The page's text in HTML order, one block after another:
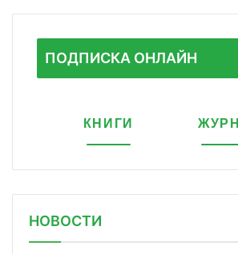
ПОДПИСКА ОНЛАЙН
КНИГИ
НОВОСТИ